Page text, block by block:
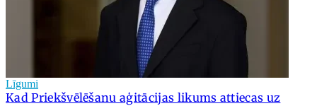
Līgumi
Kad Priekšvēlēšanu aģitācijas likums attiecas uz